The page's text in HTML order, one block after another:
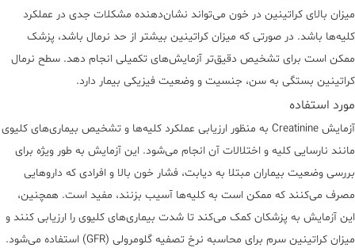
میزان بالای کراتینین در خون می‌تواند نشان‌دهنده مشکلات جدی در عملکرد
کلیه‌ها باشد. در صورتی که میزان کراتینین بیشتر از حد نرمال باشد، پزشک
ممکن است برای تشخیص دقیق‌تر آزمایش‌های تکمیلی انجام دهد. سطح نرمال
کراتینین بستگی به سن، جنسیت و وضعیت فیزیکی بیمار دارد.
مورد استفاده
آزمایش Creatinine به منظور ارزیابی عملکرد کلیه‌ها و تشخیص بیماری‌های کلیوی
مانند نارسایی کلیه و اختلالات آن انجام می‌شود. این آزمایش به طور ویژه برای
بررسی وضعیت بیماران مبتلا به دیابت، فشار خون بالا و افرادی که داروهایی
مصرف می‌کنند که ممکن است به کلیه‌ها آسیب بزنند، مفید است. همچنین،
این آزمایش به پزشکان کمک می‌کند تا شدت بیماری‌های کلیوی را ارزیابی کنند و
میزان کراتینین سرم برای محاسبه نرخ تصفیه گلومرولی (GFR) استفاده می‌شود.